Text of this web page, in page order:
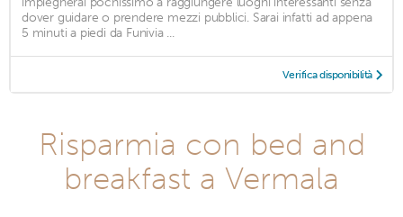
dover guidare o prendere mezzi pubblici. Sarai infatti ad appena
5 minuti a piedi da Funivia ...
Verifica disponibilità
Risparmia con bed and
breakfast a Vermala